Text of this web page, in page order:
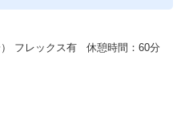
フレックス有 休憩時間：60分